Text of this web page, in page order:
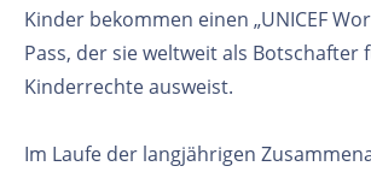
Kinder bekommen einen „UNICEF
Pass, der sie weltweit als Botschafter
Kinderrechte ausweist.
Im Laufe der langjährigen